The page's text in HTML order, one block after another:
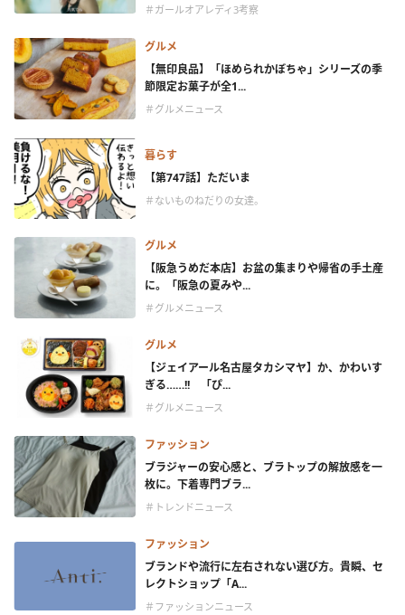
＃ガールオアレディ3考察
グルメ
【無印良品】「ほめられかぼちゃ」シリーズの季
節限定お菓子が全1...
＃グルメニュース
暮らす
【第747話】ただいま
＃ないものねだりの女達。
グルメ
【阪急うめだ本店】お盆の集まりや帰省の手土産
に。「阪急の夏みや...
＃グルメニュース
グルメ
【ジェイアール名古屋タカシマヤ】か、かわいす
ぎる……!! 「ぴ...
＃グルメニュース
ファッション
ブラジャーの安心感と、ブラトップの解放感を一
枚に。下着専門ブラ...
＃トレンドニュース
ファッション
ブランドや流行に左右されない選び方。貴瞬、セ
レクトショップ「A...
＃ファッションニュース